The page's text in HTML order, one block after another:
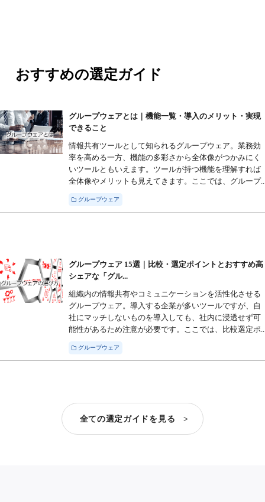
おすすめの選定ガイド
グループウェアとは｜機能一覧・導入のメリット・実現
できること
情報共有ツールとして知られるグループウェア。業務効
率を高める一方、機能の多彩さから全体像がつかみにく
いツールともいえます。ツールが持つ機能を理解すれば
全体像やメリットも見えてきます。ここでは、グループ
グループウェア
グループウェア 15選｜比較・選定ポイントとおすすめ高
シェアな「グル...
組織内の情報共有やコミュニケーションを活性化させる
グループウェア。導入する企業が多いツールですが、自
社にマッチしないものを導入しても、社内に浸透せず可
能性があるため注意が必要です。ここでは、比較選定ポ
グループウェア
全ての選定ガイドを見る >